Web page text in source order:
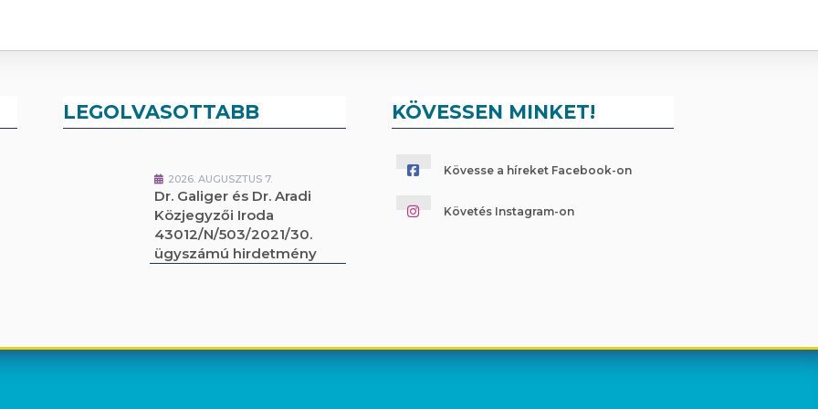
LEGOLVASOTTABB
2026. AUGUSZTUS 7.
Dr. Galiger és Dr. Aradi
Közjegyzői Iroda
43012/N/503/2021/30.
ügyszámú hirdetmény
KÖVESSEN MINKET!
Kövesse a híreket Facebook-on
Követés Instagram-on